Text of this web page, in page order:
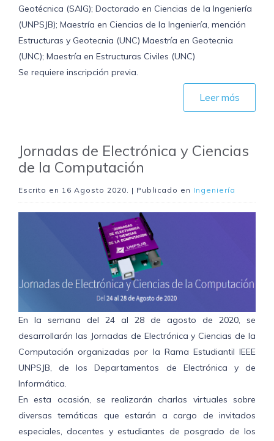
Geotécnica (SAIG); Doctorado en Ciencias de la Ingeniería
(UNPSJB); Maestría en Ciencias de la Ingeniería, mención
Estructuras y Geotecnia (UNC) Maestría en Geotecnia
(UNC); Maestría en Estructuras Civiles (UNC)
Se requiere inscripción previa.
Leer más
Jornadas de Electrónica y Ciencias
de la Computación
Escrito en 16 Agosto 2020. | Publicado en Ingeniería
En la semana del 24 al 28 de agosto de 2020, se
desarrollarán las Jornadas de Electrónica y Ciencias de la
Computación organizadas por la Rama Estudiantil IEEE
UNPSJB, de los Departamentos de Electrónica y de
Informática.
En esta ocasión, se realizarán charlas virtuales sobre
diversas temáticas que estarán a cargo de invitados
especiales, docentes y estudiantes de posgrado de los